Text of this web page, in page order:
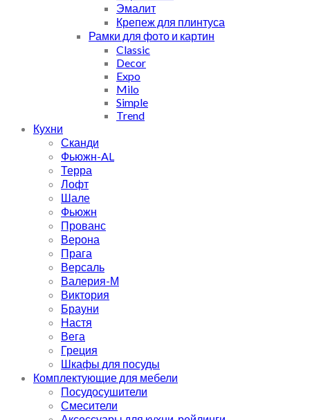
Эмалит
Крепеж для плинтуса
Рамки для фото и картин
Classic
Decor
Expo
Milo
Simple
Trend
Кухни
Сканди
Фьюжн-AL
Терра
Лофт
Шале
Фьюжн
Прованс
Верона
Прага
Версаль
Валерия-М
Виктория
Брауни
Настя
Вега
Греция
Шкафы для посуды
Комплектующие для мебели
Посудосушители
Смесители